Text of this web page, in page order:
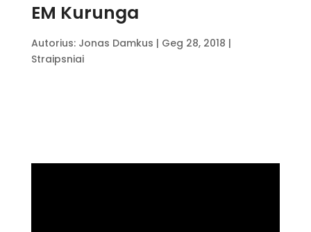
EM Kurunga
Autorius: Jonas Damkus | Geg 28, 2018 |
Straipsniai